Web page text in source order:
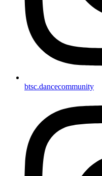
btsc.dancecommunity